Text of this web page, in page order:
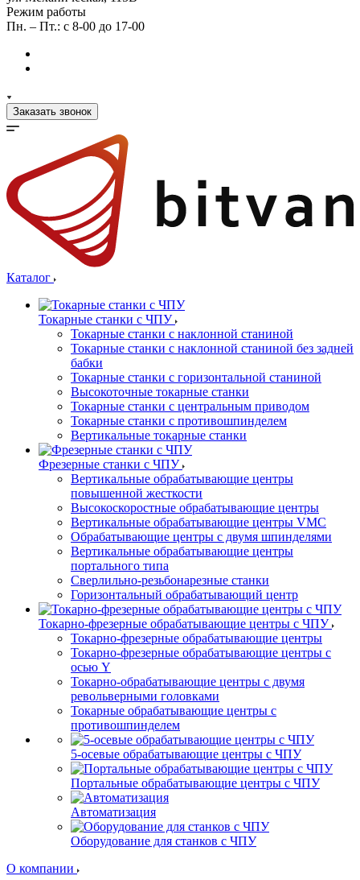
Режим работы
Пн. – Пт.: с 8-00 до 17-00
Заказать звонок
Каталог
Токарные станки с ЧПУ
Токарные станки с наклонной станиной
Токарные станки с наклонной станиной без задней
бабки
Токарные станки с горизонтальной станиной
Высокоточные токарные станки
Токарные станки с центральным приводом
Токарные станки с противошпинделем
Вертикальные токарные станки
Фрезерные станки с ЧПУ
Вертикальные обрабатывающие центры
повышенной жесткости
Высокоскоростные обрабатывающие центры
Вертикальные обрабатывающие центры VMC
Обрабатывающие центры с двумя шпинделями
Вертикальные обрабатывающие центры
портального типа
Сверлильно-резьбонарезные станки
Горизонтальный обрабатывающий центр
Токарно-фрезерные обрабатывающие центры с ЧПУ
Токарно-фрезерные обрабатывающие центры
Токарно-фрезерные обрабатывающие центры с
осью Y
Токарно-обрабатывающие центры c двумя
револьверными головками
Токарные обрабатывающие центры с
противошпинделем
5-осевые обрабатывающие центры с ЧПУ
Портальные обрабатывающие центры с ЧПУ
Автоматизация
Оборудование для станков с ЧПУ
О компании